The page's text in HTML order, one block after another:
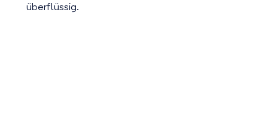
überflüssig.